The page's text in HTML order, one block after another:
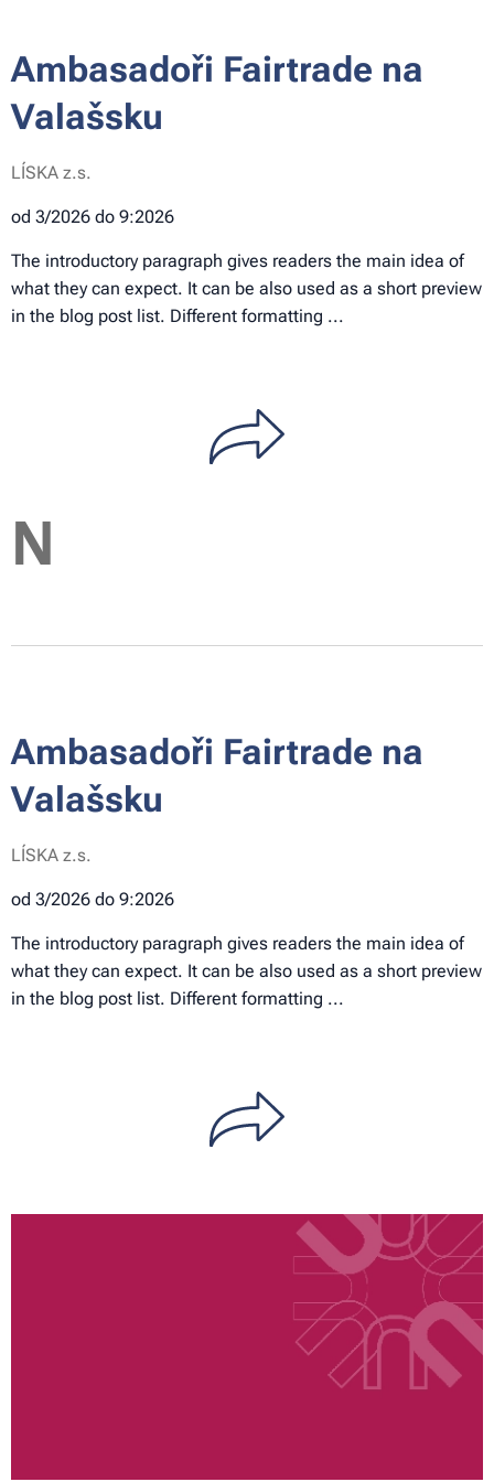
Ambasadoři Fairtrade na
Valašsku
LÍSKA z.s.
od 3/2026 do 9:2026
The introductory paragraph gives readers the main idea of
what they can expect. It can be also used as a short preview
in the blog post list. Different formatting ...
N
Ambasadoři Fairtrade na
Valašsku
LÍSKA z.s.
od 3/2026 do 9:2026
The introductory paragraph gives readers the main idea of
what they can expect. It can be also used as a short preview
in the blog post list. Different formatting ...